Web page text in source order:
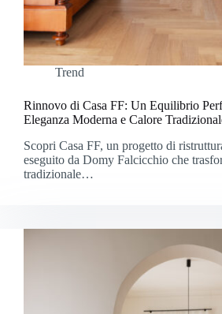
Trend
Rinnovo di Casa FF: Un Equilibrio
Eleganza Moderna e Calore
Scopri Casa FF, un progetto di
eseguito da Domy Falcicchio che
tradizionale…